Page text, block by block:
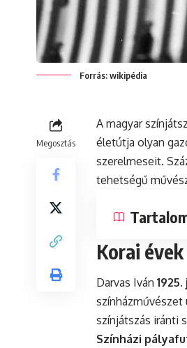
Forrás: wikipédia
Megosztás
A magyar
életútja olyan
szerelmeseit.
tehetségű
Korai
Darvas Iván
színjátszás iránti
Színházi